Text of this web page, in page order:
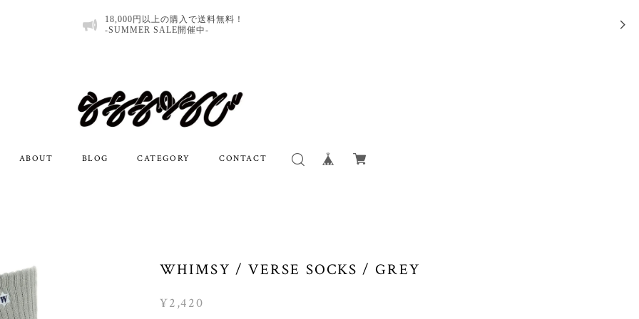
18,000円以上の購入で送料無料！
-SUMMER SALE開催中-
ABOUT BLOG CATEGORY CONTACT
WHIMSY / VERSE SOCKS / GREY
¥2,420